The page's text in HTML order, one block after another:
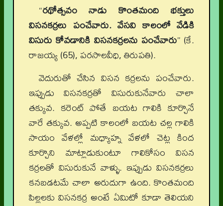
“రథోత్సవం నాడు కొంతమంది భక్తులు
విసనకర్రలు పంచేవారు. వేసవి కాలంలో వేడికి
విసురు కోవడానికి విసనకర్రలను పంచేవారు” (కే.
రాజయ్య (65), పరసాలవీధి, తిరుపతి).
వెదురుతో చేసిన విసన కర్రలను పంచేవారు.
ఇప్పుడు విసనకర్రతో విసురుకునేవారు చాలా
తక్కువ. కరెంట్ పోతే బయట గాలికి కూర్చొనే
వారే తక్కువ. అప్పటి కాలంలో బయట చల్ల గాలికి
సాయం వేళల్లో మధ్యాహ్న వేళలో చెట్ల కింద
కూర్చొని మాట్లాడుకుంటూ గాలికోసం విసన
కర్రలతో విసురుకునే వాళ్ళు. ఇప్పుడు విసనకర్రలు
కనబడటమే చాలా అరుదుగా ఉంది. కొంతమంది
పిల్లలకు విసనకర్ర అంటే ఏమిటో కూడా తెలియని